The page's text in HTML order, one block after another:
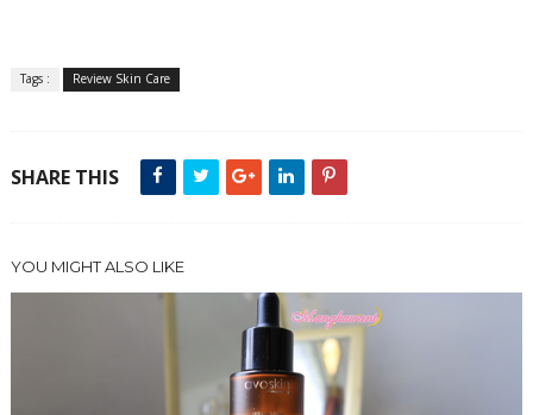
Tags : Review Skin Care
SHARE THIS
YOU MIGHT ALSO LIKE